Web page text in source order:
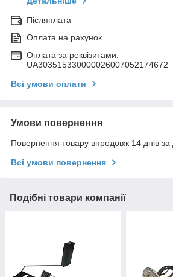
Післяплата
Оплата на рахунок
Оплата за реквізитами:
UA303515330000026007052174672
Всі умови оплати
Умови повернення
Повернення товару впродовж 14 днів за
Всі умови повернення
Подібні товари компанії